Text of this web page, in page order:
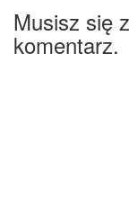
Musisz się
komentarz.